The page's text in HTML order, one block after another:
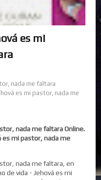
es mi
nada me faltara
es mi pastor, nada me
nada me faltara Online.
es mi pastor, nada me
nada me faltara, en
de vida - Jehová es mi